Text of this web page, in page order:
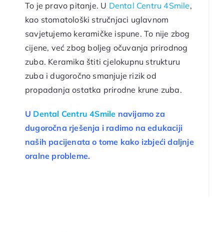
To je pravo pitanje. U Dental Centru 4Smile,
kao stomatološki stručnjaci uglavnom
savjetujemo keramičke ispune. To nije zbog
cijene, već zbog boljeg očuvanja prirodnog
zuba. Keramika štiti cjelokupnu strukturu
zuba i dugoročno smanjuje rizik od
propadanja ostatka prirodne krune zuba.
U Dental Centru 4Smile navijamo za
dugoročna rješenja i radimo na edukaciji
naših pacijenata o tome kako izbjeći daljnje
oralne probleme.